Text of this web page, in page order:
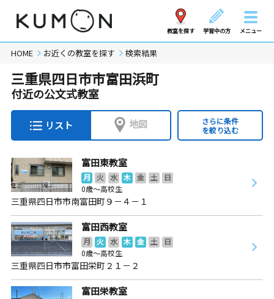
教室を探す 学習中の方 メニュー
HOME お近くの教室を探す 検索結果
三重県四日市市富田浜町
付近の公文式教室
リスト 地図
さらに条件
を絞り込む
富田東教室
月 火 水 木 金 土
日
0歳～高校生
三重県四日市市南富田町９－４－１
富田西教室
月 火 水 木 金 土
日
0歳～高校生
三重県四日市市富田栄町２１－２
富田栄教室